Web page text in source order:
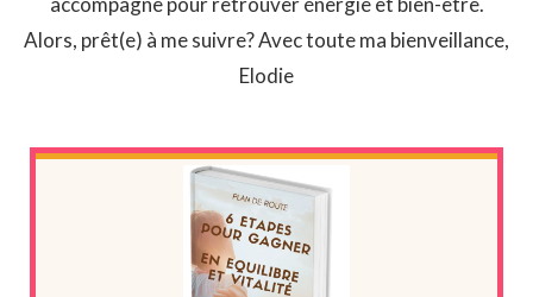
Alors, prêt(e) à me suivre? Avec toute ma bienveillance,
Elodie